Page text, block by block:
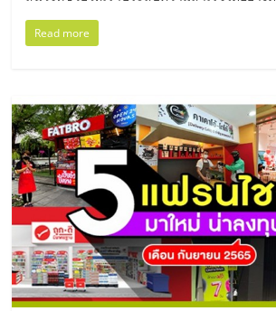
ระบบ
แฟ
รน
ไชส์"
"ศูนย์
รวม
ข้อมูล
ธุรกิจ
Read more